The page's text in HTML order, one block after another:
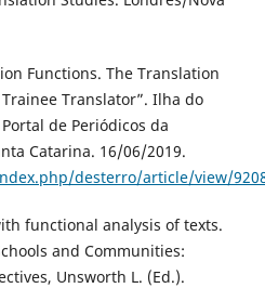
Functions. The Translation
Translator”. Ilha do
de Periódicos da
Catarina. 16/06/2019.
desterro/article/view/
functional analysis of texts.
and Communities:
Unsworth L. (Ed.).